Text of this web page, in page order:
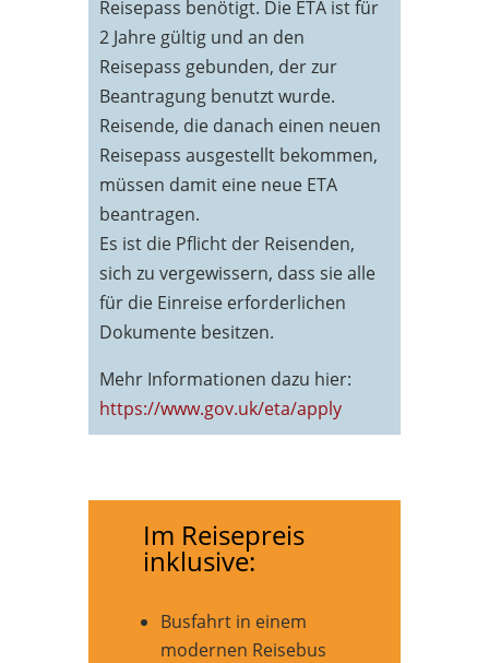
Reisepass benötigt. Die ETA ist für
2 Jahre gültig und an den
Reisepass gebunden, der zur
Beantragung benutzt wurde.
Reisende, die danach einen neuen
Reisepass ausgestellt bekommen,
müssen damit eine neue ETA
beantragen.
Es ist die Pflicht der Reisenden,
sich zu vergewissern, dass sie alle
für die Einreise erforderlichen
Dokumente besitzen.
Mehr Informationen dazu hier:
https://www.gov.uk/eta/apply
Im Reisepreis
inklusive:
Busfahrt in einem
modernen Reisebus